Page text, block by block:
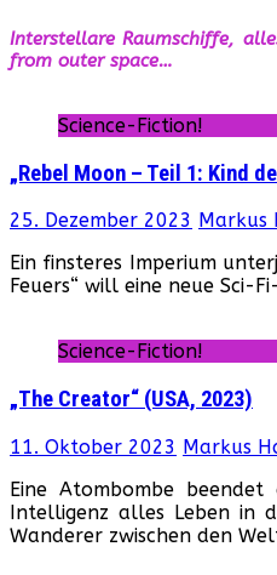
Interstellare Raumschiffe,
from outer space…
Science-Fiction!
„Rebel Moon – Teil 1: Kind
25. Dezember 2023 Markus
Ein finsteres Imperium
Feuers“ will eine neue
Science-Fiction!
„The Creator“ (USA, 2023)
11. Oktober 2023 Markus
Eine Atombombe
Intelligenz alles Leben in
Wanderer zwischen den